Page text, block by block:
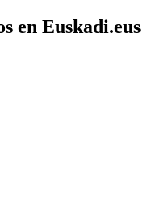
en Euskadi.eus